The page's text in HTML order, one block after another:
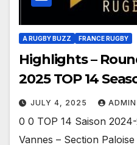
A RUGBY BUZZ FRANCE RUGBY
Highlights –
2025 TOP 14
JULY 4, 2025 ADMIN
0 0 TOP 14 Saison
Vannes – Section